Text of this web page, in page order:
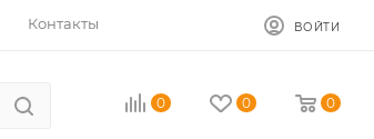
Контакты ВОЙТИ
0 0 0